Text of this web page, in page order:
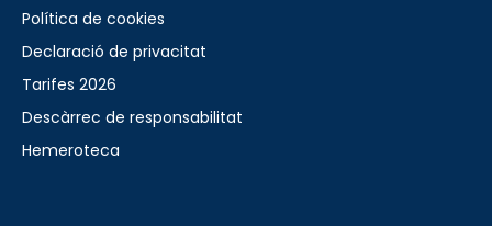
Política de cookies
Declaració de privacitat
Tarifes 2026
Descàrrec de responsabilitat
Hemeroteca